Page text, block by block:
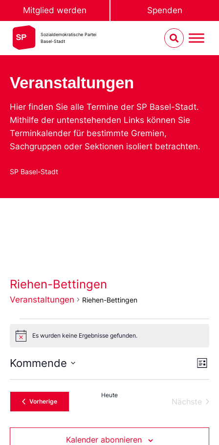
Mitglied werden Spenden
Sozialdemokratische Partei
Basel-Stadt
Veranstaltungen
Hier finden Sie alle Termine der SP Basel-Stadt.
Mithilfe der untenstehenden Links können Sie
Terminkalender für bestimmte Gremien,
Sachgruppen oder Sektionen isoliert betrachten.
SP Basel-Stadt
Riehen-Bettingen
Veranstaltungen Riehen-Bettingen
NoticeEs wurden keine Ergebnisse gefunden.
Liste
Kommende
Sie
das
Datum
aus.
VorherigeVeranstaltungen
Heute
Nächste
Kalender abonnieren